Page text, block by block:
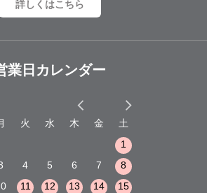
詳しくはこちら
業日カレンダー
火 水 木 金
土
1
4 5 6 7
8
11 12 13 14
15